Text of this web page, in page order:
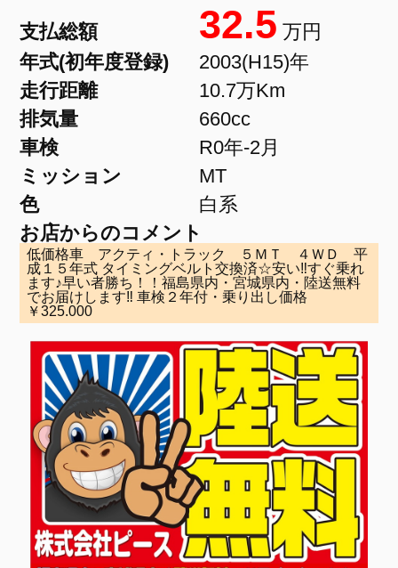
支払総額 32.5 万円
年式(初年度登録)
2003(H15)年
走行距離
10.7万Km
排気量
660cc
車検
R0年-2月
ミッション
MT
色
白系
お店からのコメント
低価格車 アクティ・トラック ５ＭＴ ４ＷＤ 平
成１５年式 タイミングベルト交換済☆安い‼すぐ乗れ
ます♪早い者勝ち！！福島県内・宮城県内・陸送無料
でお届けします‼ 車検２年付・乗り出し価格
￥325.000